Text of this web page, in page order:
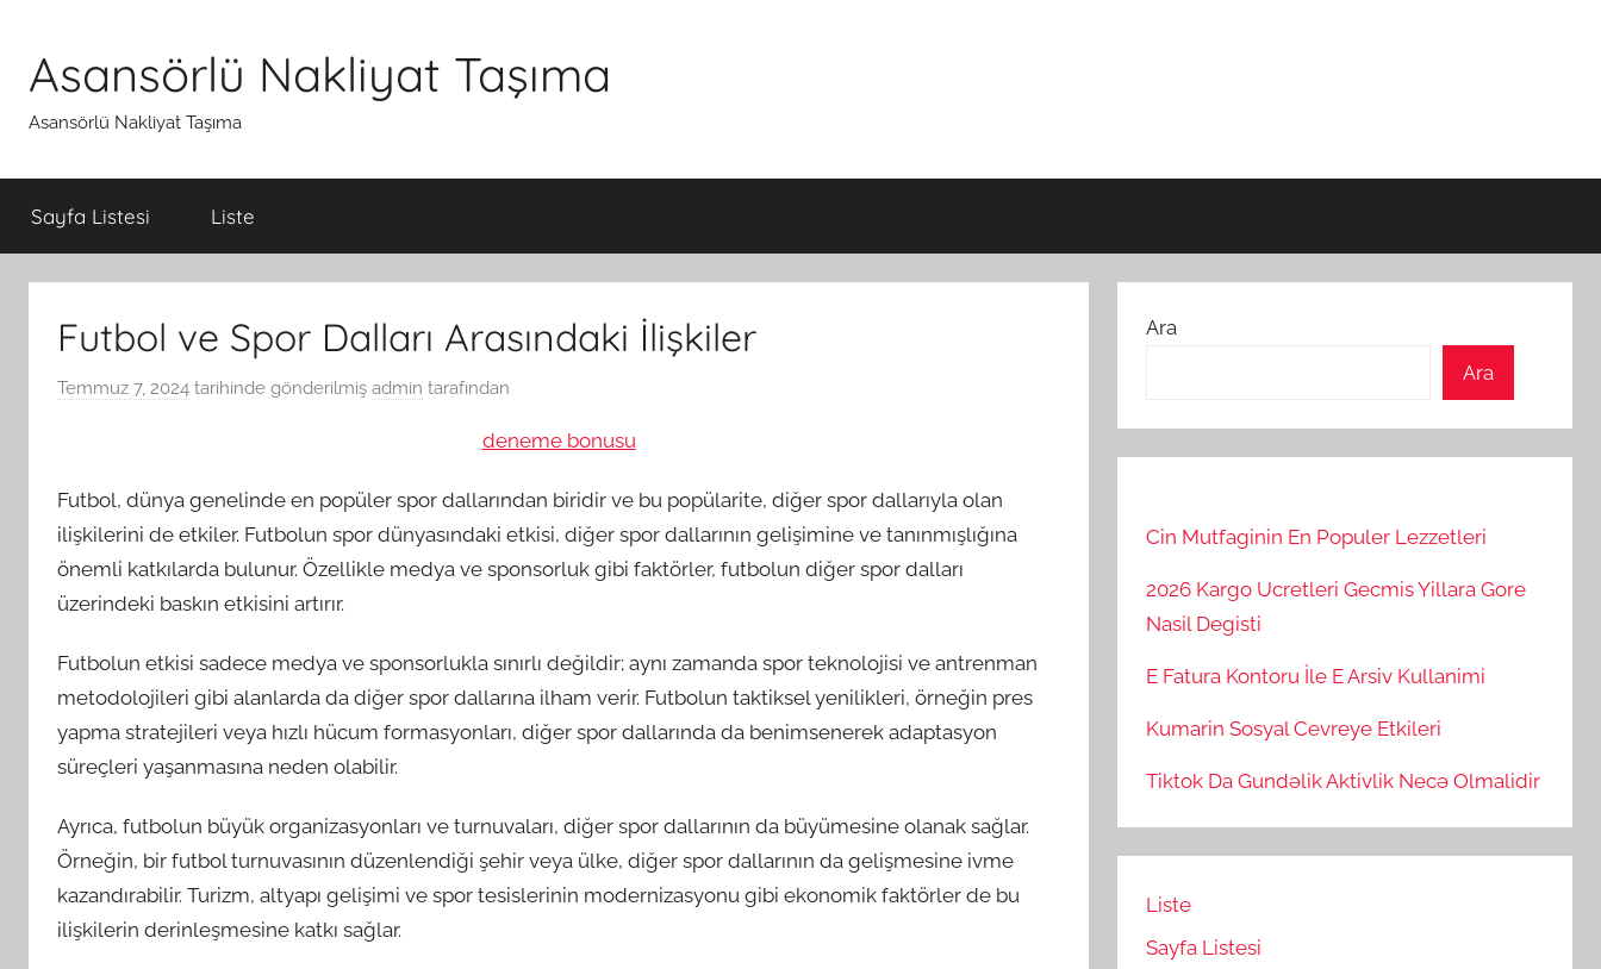
Asansörlü Nakliyat Taşıma
Asansörlü Nakliyat Taşıma
Sayfa Listesi Liste
Futbol ve Spor Dalları Arasındaki İlişkiler
Temmuz 7, 2024 tarihinde gönderilmiş admin tarafından
deneme bonusu
Futbol, dünya genelinde en popüler spor dallarından biridir ve bu popülarite, diğer spor dallarıyla olan
ilişkilerini de etkiler. Futbolun spor dünyasındaki etkisi, diğer spor dallarının gelişimine ve tanınmışlığına
önemli katkılarda bulunur. Özellikle medya ve sponsorluk gibi faktörler, futbolun diğer spor dalları
üzerindeki baskın etkisini artırır.
Futbolun etkisi sadece medya ve sponsorlukla sınırlı değildir; aynı zamanda spor teknolojisi ve antrenman
metodolojileri gibi alanlarda da diğer spor dallarına ilham verir. Futbolun taktiksel yenilikleri, örneğin pres
yapma stratejileri veya hızlı hücum formasyonları, diğer spor dallarında da benimsenerek adaptasyon
süreçleri yaşanmasına neden olabilir.
Ayrıca, futbolun büyük organizasyonları ve turnuvaları, diğer spor dallarının da büyümesine olanak sağlar.
Örneğin, bir futbol turnuvasının düzenlendiği şehir veya ülke, diğer spor dallarının da gelişmesine ivme
kazandırabilir. Turizm, altyapı gelişimi ve spor tesislerinin modernizasyonu gibi ekonomik faktörler de bu
ilişkilerin derinleşmesine katkı sağlar.
Ara
Ara
Cin Mutfaginin En Populer Lezzetleri
2026 Kargo Ucretleri Gecmis Yillara Gore
Nasil Degisti
E Fatura Kontoru İle E Arsiv Kullanimi
Kumarin Sosyal Cevreye Etkileri
Tiktok Da Gundəlik Aktivlik Necə Olmalidir
Liste
Sayfa Listesi